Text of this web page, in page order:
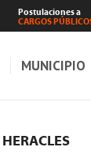
Postulaciones a
CARGOS
MUNICIPIO
HERACLES